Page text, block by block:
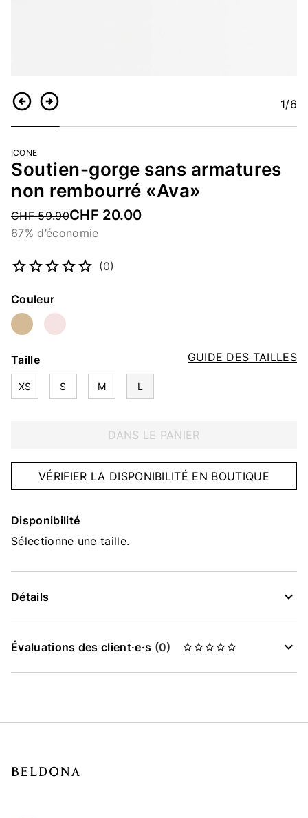
RetourContinuer 1/6
ICONE
Soutien-gorge sans armatures
non rembourré «Ava»
Price reduced from
CHF 59.90CHF 20.00
67% d’économie
(0)
Couleur
GUIDE DES TAILLES
Taille
XS S M L
DANS LE PANIER
VÉRIFIER LA DISPONIBILITÉ EN BOUTIQUE
Disponibilité
Sélectionne une taille.
Détails
Évaluations des client·e·s (0)